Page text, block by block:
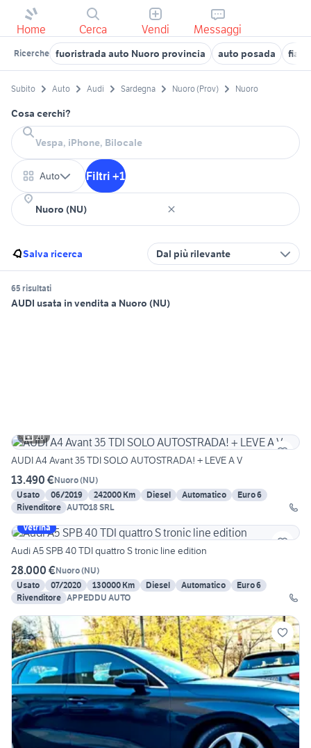
Home Cerca Vendi Messaggi
Ricerche fuoristrada auto Nuoro provincia auto posada fiat
Subito Auto Audi Sardegna Nuoro (Prov) Nuoro
Cosa cerchi?
Auto Filtri +1
Salva ricerca Dal più rilevante
65 risultati
AUDI usata in vendita a Nuoro (NU)
20
AUDI A4 Avant 35 TDI SOLO AUTOSTRADA! + LEVE A V
13.490 €Nuoro(NU)
Usato
06/2019 242000 Km Diesel Automatico
Euro 6
Rivenditore AUTO18 SRL
Vetrina
Audi A5 SPB 40 TDI quattro S tronic line edition
28.000 €Nuoro(NU)
Usato
07/2020 130000 Km Diesel Automatico
Euro 6
Rivenditore APPEDDU AUTO